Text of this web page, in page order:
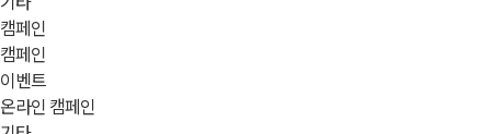
캠페인
캠페인
이벤트
온라인 캠페인